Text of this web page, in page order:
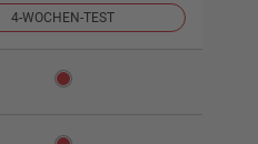
4-WOCHEN-TEST